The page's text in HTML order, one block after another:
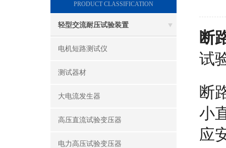
PRODUCT CLASSIFICATION
轻型交流耐压试验装置
电机短路测试仪
测试器材
大电流发生器
高压直流试验变压器
电力高压试验变压器
断
试
断
小
应